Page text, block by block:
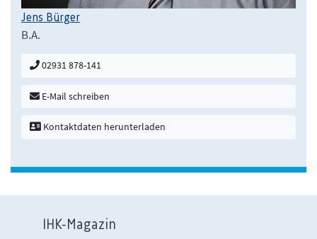
Jens Bürger
B.A.
02931 878-141
E-Mail schreiben
Kontaktdaten herunterladen
IHK-Magazin